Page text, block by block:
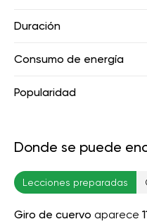
Duración
Consumo de energía
Popularidad
Donde se puede
Lecciones preparadas
Giro de cuervo aparece